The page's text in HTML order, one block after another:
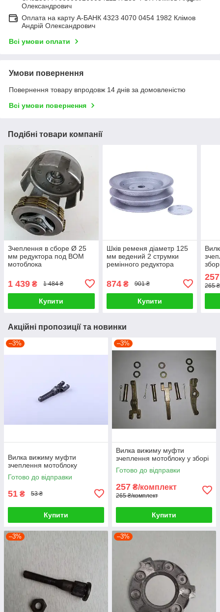
Олександрович
Оплата на карту А-БАНК 4323 4070 0454 1982 Клімов
Андрій Олександрович
Всі умови оплати
Умови повернення
Повернення товару впродовж 14 днів за домовленістю
Всі умови повернення
Подібні товари компанії
Зчеплення в сборе Ø 25
мм редуктора под ВОМ
мотоблока
1 439 ₴ 1 484 ₴
Купити
Шків ременя діаметр 125
мм ведений 2 струмки
ремінного редуктора
874₴ 901 ₴
Купити
257
265
Акційні пропозиції та новинки
–3%
Вилка вижиму муфти
зчеплення мотоблоку
Готово до відправки
51 ₴ 53 ₴
Купити
–3%
Вилка вижиму муфти
зчеплення мотоблоку у зборі
Готово до відправки
257 ₴/комплект
265 ₴/комплект
Купити
–3% –3%